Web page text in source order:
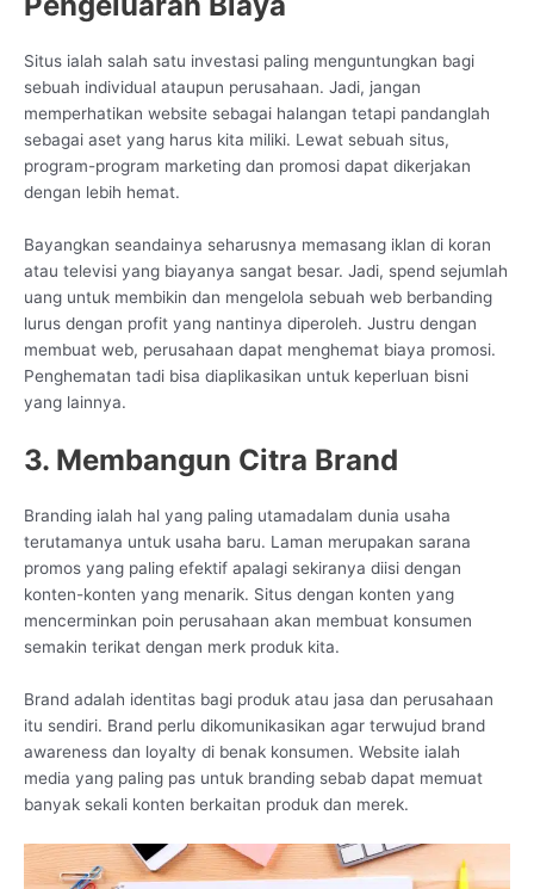
Situs ialah salah satu investasi paling menguntungkan bagi
sebuah individual ataupun perusahaan. Jadi, jangan
memperhatikan website sebagai halangan tetapi pandanglah
sebagai aset yang harus kita miliki. Lewat sebuah situs,
program-program marketing dan promosi dapat dikerjakan
dengan lebih hemat.
Bayangkan seandainya seharusnya memasang iklan di koran
atau televisi yang biayanya sangat besar. Jadi, spend sejumlah
uang untuk membikin dan mengelola sebuah web berbanding
lurus dengan profit yang nantinya diperoleh. Justru dengan
membuat web, perusahaan dapat menghemat biaya promosi.
Penghematan tadi bisa diaplikasikan untuk keperluan bisni
yang lainnya.
3. Membangun Citra Brand
Branding ialah hal yang paling utamadalam dunia usaha
terutamanya untuk usaha baru. Laman merupakan sarana
promos yang paling efektif apalagi sekiranya diisi dengan
konten-konten yang menarik. Situs dengan konten yang
mencerminkan poin perusahaan akan membuat konsumen
semakin terikat dengan merk produk kita.
Brand adalah identitas bagi produk atau jasa dan perusahaan
itu sendiri. Brand perlu dikomunikasikan agar terwujud brand
awareness dan loyalty di benak konsumen. Website ialah
media yang paling pas untuk branding sebab dapat memuat
banyak sekali konten berkaitan produk dan merek.